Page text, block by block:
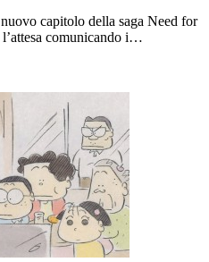
capitolo della saga Need for
comunicando i…